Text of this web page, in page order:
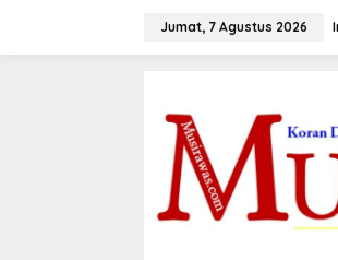
Jumat, 7 Agustus 2026